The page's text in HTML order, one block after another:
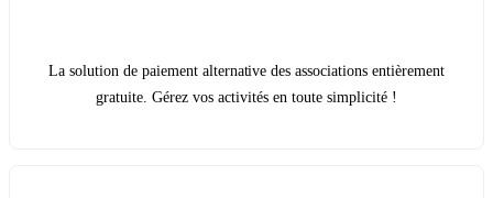
La solution de paiement alternative des associations entièrement
gratuite. Gérez vos activités en toute simplicité !